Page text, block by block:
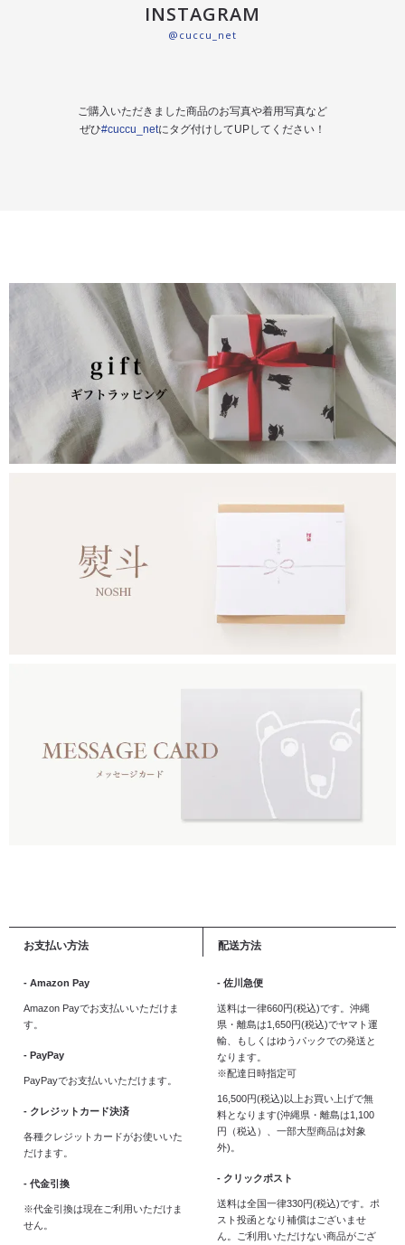
INSTAGRAM
@cuccu_net
ご購入いただきました商品のお写真や着用写真など
ぜひ#cuccu_netにタグ付けしてUPしてください！
お支払い方法
- Amazon Pay
Amazon Payでお支払いいただけま
す。
- PayPay
PayPayでお支払いいただけます。
- クレジットカード決済
各種クレジットカードがお使いいた
だけます。
- 代金引換
※代金引換は現在ご利用いただけま
せん。
配送方法
- 佐川急便
送料は一律660円(税込)です。沖縄
県・離島は1,650円(税込)でヤマト運
輸、もしくはゆうパックでの発送と
なります。
※配達日時指定可
16,500円(税込)以上お買い上げで無
料となります(沖縄県・離島は1,100
円（税込）、一部大型商品は対象
外)。
- クリックポスト
送料は全国一律330円(税込)です。ポ
スト投函となり補償はございませ
ん。ご利用いただけない商品がござ